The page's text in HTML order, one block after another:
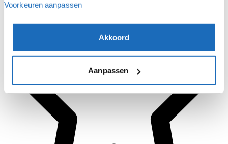
Voorkeuren aanpassen
Akkoord
Aanpassen